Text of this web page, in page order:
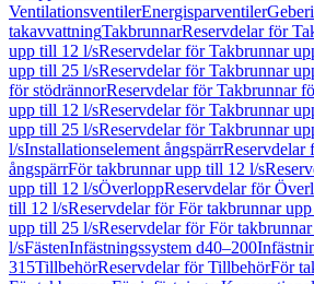
VentilationsventilerEnergisparventiler
takavvattningTakbrunnarReservdelar för
upp till 12 l/sReservdelar för Takbrunnar
upp till 25 l/sReservdelar för Takbrunnar
för stödrännorReservdelar för Takbrunnar
upp till 12 l/sReservdelar för Takbrunnar
upp till 25 l/sReservdelar för Takbrunnar
l/sInstallationselement ångspärrReservdelar
ångspärrFör takbrunnar upp till 12 l/s
upp till 12 l/sÖverloppReservdelar för
till 12 l/sReservdelar för För takbrunnar
upp till 25 l/sReservdelar för För
l/sFästenInfästningssystem d40–200
315TillbehörReservdelar för TillbehörFör